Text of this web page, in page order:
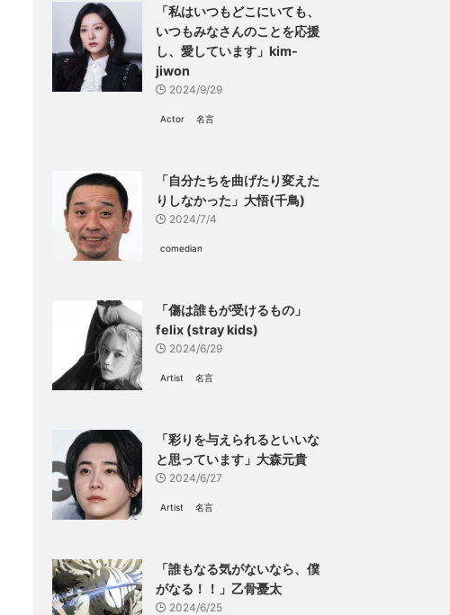
「私はいつもどこにいても、
いつもみなさんのことを応援
し、愛しています」kim-
jiwon
2024/9/29
Actor 名言
「自分たちを曲げたり変えた
りしなかった」大悟(千鳥)
2024/7/4
comedian
「傷は誰もが受けるもの」
felix (stray kids)
2024/6/29
Artist 名言
「彩りを与えられるといいな
と思っています」大森元貴
2024/6/27
Artist 名言
「誰もなる気がないなら、僕
がなる！！」乙骨憂太
2024/6/25